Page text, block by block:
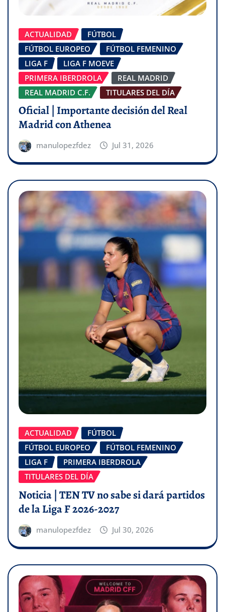
ACTUALIDAD
FÚTBOL
FÚTBOL EUROPEO
FÚTBOL FEMENINO
LIGA F
LIGA F MOEVE
PRIMERA IBERDROLA
REAL MADRID
REAL MADRID C.F.
TITULARES DEL DÍA
Oficial | Importante decisión del Real
Madrid con Athenea
manulopezfdez Jul 31, 2026
ACTUALIDAD
FÚTBOL
FÚTBOL EUROPEO
FÚTBOL FEMENINO
LIGA F
PRIMERA IBERDROLA
TITULARES DEL DÍA
Noticia | TEN TV no sabe si dará partidos
de la Liga F 2026-2027
manulopezfdez Jul 30, 2026